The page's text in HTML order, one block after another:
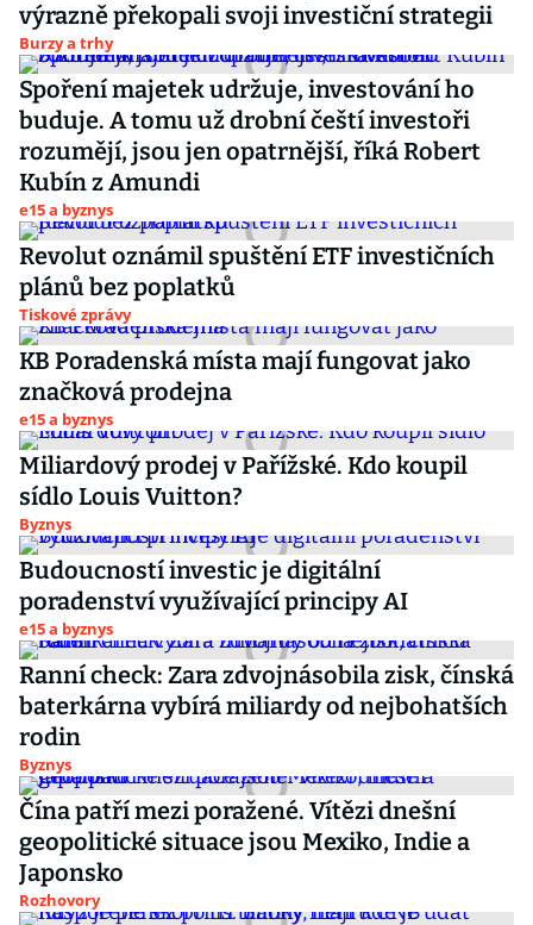
výrazně překopali svoji investiční strategii
Burzy a trhy
Spoření majetek udržuje, investování ho
buduje. A tomu už drobní čeští investoři
rozumějí, jsou jen opatrnější, říká Robert
Kubín z Amundi
e15 a byznys
Revolut oznámil spuštění ETF investičních
plánů bez poplatků
Tiskové zprávy
KB Poradenská místa mají fungovat jako
značková prodejna
e15 a byznys
Miliardový prodej v Pařížské. Kdo koupil
sídlo Louis Vuitton?
Byznys
Budoucností investic je digitální
poradenství využívající principy AI
e15 a byznys
Ranní check: Zara zdvojnásobila zisk, čínská
baterkárna vybírá miliardy od nejbohatších
rodin
Byznys
Čína patří mezi poražené. Vítězi dnešní
geopolitické situace jsou Mexiko, Indie a
Japonsko
Rozhovory